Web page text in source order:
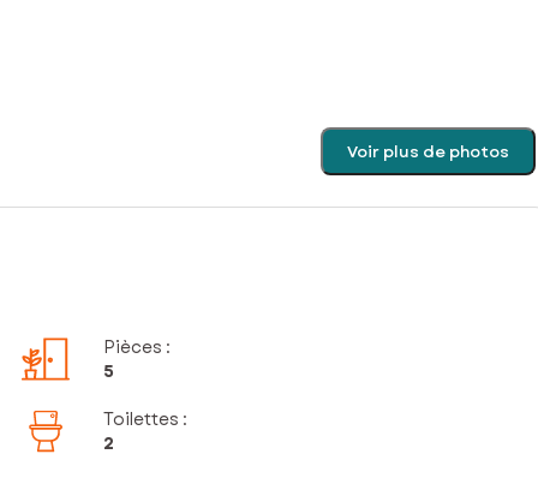
Voir plus de photos
Pièces :
5
Toilettes :
2